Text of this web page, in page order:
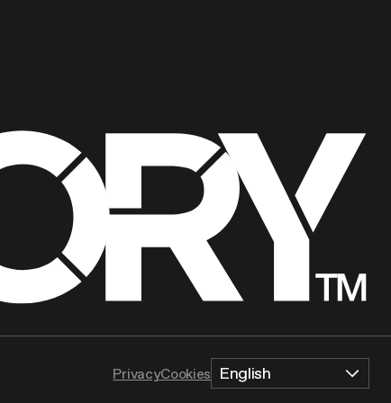
PrivacyCookies English